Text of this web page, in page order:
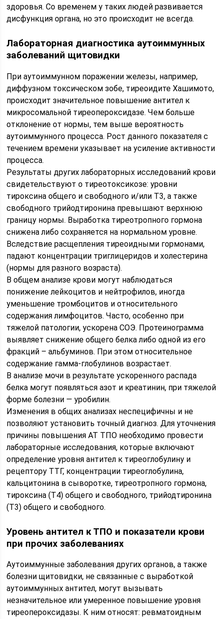
здоровья. Со временем у таких людей развивается
дисфункция органа, но это происходит не всегда.
Лабораторная диагностика аутоиммунных
заболеваний щитовидки
При аутоиммунном поражении железы, например,
диффузном токсическом зобе, тиреоидите Хашимото,
происходит значительное повышение антител к
микросомальной тиреопероксидазе. Чем больше
отклонение от нормы, тем выше вероятность
аутоиммунного процесса. Рост данного показателя с
течением времени указывает на усиление активности
процесса.
Результаты других лабораторных исследований крови
свидетельствуют о тиреотоксикозе: уровни
тироксина общего и свободного и/или Т3, а также
свободного трийодтиронина превышают верхнюю
границу нормы. Выработка тиреотропного гормона
снижена либо сохраняется на нормальном уровне.
Вследствие расщепления тиреоидными гормонами,
падают концентрации триглицеридов и холестерина
(нормы для разного возраста).
В общем анализе крови могут наблюдаться
понижение лейкоцитов и нейтрофилов, иногда
уменьшение тромбоцитов и относительного
содержания лимфоцитов. Часто, особенно при
тяжелой патологии, ускорена СОЭ. Протеинограмма
выявляет снижение общего белка либо одной из его
фракций – альбуминов. При этом относительное
содержание гамма-глобулинов возрастает.
В анализе мочи в результате ускоренного распада
белка могут появляться азот и креатинин, при тяжелой
форме болезни — уробилин.
Изменения в общих анализах неспецифичны и не
позволяют установить точный диагноз. Для уточнения
причины повышения АТ ТПО необходимо провести
лабораторные исследования, которые включают
определение уровня антител к тиреоглобулину и
рецептору ТТГ, концентрации тиреоглобулина,
кальцитонина в сыворотке, тиреотропного гормона,
тироксина (Т4) общего и свободного, трийодтиронина
(Т3) общего и свободного.
Уровень антител к ТПО и показатели крови
при прочих заболеваниях
Аутоиммунные заболевания других органов, а также
болезни щитовидки, не связанные с выработкой
аутоиммунных антител, могут вызывать
незначительное или умеренное повышение уровня
тиреопероксидазы. К ним относят: ревматоидным